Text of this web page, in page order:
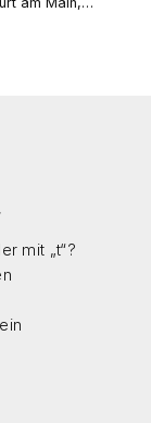
Potsdam,
mit „t“?